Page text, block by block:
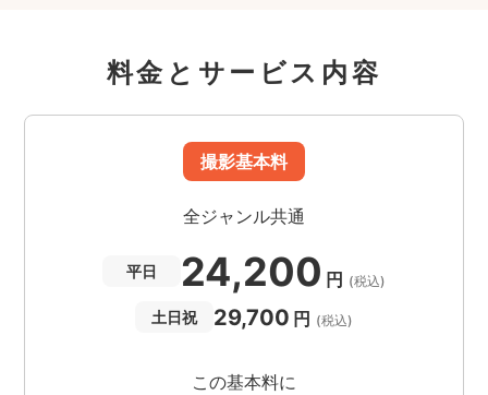
料金とサービス内容
撮影基本料
全ジャンル共通
平日 24,200 円 (税込)
土日祝 29,700 円 (税込)
この基本料に